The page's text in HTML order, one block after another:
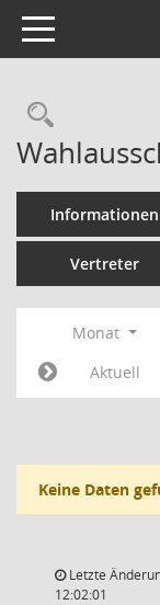
Toggle navigation
Informationen
Vertreter
Monat
Aktuell
Keine Daten
Letzte
12:02:01